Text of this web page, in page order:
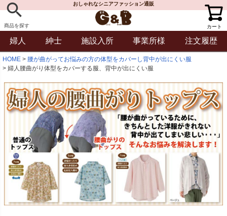
商品を探す
おしゃれなシニアファッション通販
カート
婦人 紳士 施設入所 事業所様 注文履歴
HOME
腰が曲がってお悩みの方の体型をカバーし背中が出にくい服
婦人腰曲がり体型をカバーする服、背中が出にくい服